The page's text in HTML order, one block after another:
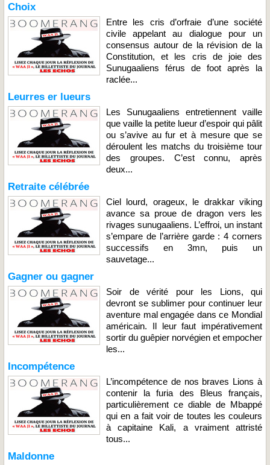
Choix
Entre les cris d’orfraie d’une société
civile appelant au dialogue pour un
consensus autour de la révision de la
Constitution, et les cris de joie des
Sunugaaliens férus de foot après la
raclée...
Leurres er lueurs
Les Sunugaaliens entretiennent vaille
que vaille la petite lueur d’espoir qui pâlit
ou s’avive au fur et à mesure que se
déroulent les matchs du troisième tour
des groupes. C’est connu, après
deux...
Retraite célébrée
Ciel lourd, orageux, le drakkar viking
avance sa proue de dragon vers les
rivages sunugaaliens. L’effroi, un instant
s’empare de l’arrière garde : 4 corners
successifs en 3mn, puis un
sauvetage...
Gagner ou gagner
Soir de vérité pour les Lions, qui
devront se sublimer pour continuer leur
aventure mal engagée dans ce Mondial
américain. Il leur faut impérativement
sortir du guêpier norvégien et empocher
les...
Incompétence
L’incompétence de nos braves Lions à
contenir la furia des Bleus français,
particulièrement ce diable de Mbappé
qui en a fait voir de toutes les couleurs
à capitaine Kali, a vraiment attristé
tous...
Maldonne